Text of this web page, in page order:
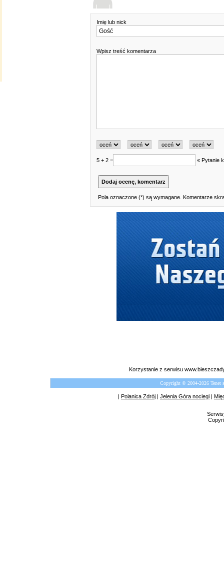
Imię lub nick
Wpisz treść komentarza
5 + 2 = « Pytanie
Pola oznaczone (*) są wymagane. Komentarze
Korzystanie z serwisu
Copyright © 2004-2026
| Polanica Zdrój | Jelenia Góra noclegi |